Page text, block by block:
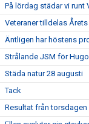
På lördag städar vi runt
Veteraner tilldelas
Äntligen har höstens
Strålande JSM för
Städa natur 28 augusti
Tack
Resultat från torsdagen